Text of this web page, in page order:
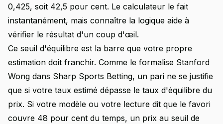
0,425, soit 42,5 pour cent. Le calculateur le fait
instantanément, mais connaître la logique aide à
vérifier le résultat d'un coup d'œil.
Ce seuil d'équilibre est la barre que votre propre
estimation doit franchir. Comme le formalise Stanford
Wong dans Sharp Sports Betting, un pari ne se justifie
que si votre taux estimé dépasse le taux d'équilibre du
prix. Si votre modèle ou votre lecture dit que le favori
couvre 48 pour cent du temps, un prix au seuil de